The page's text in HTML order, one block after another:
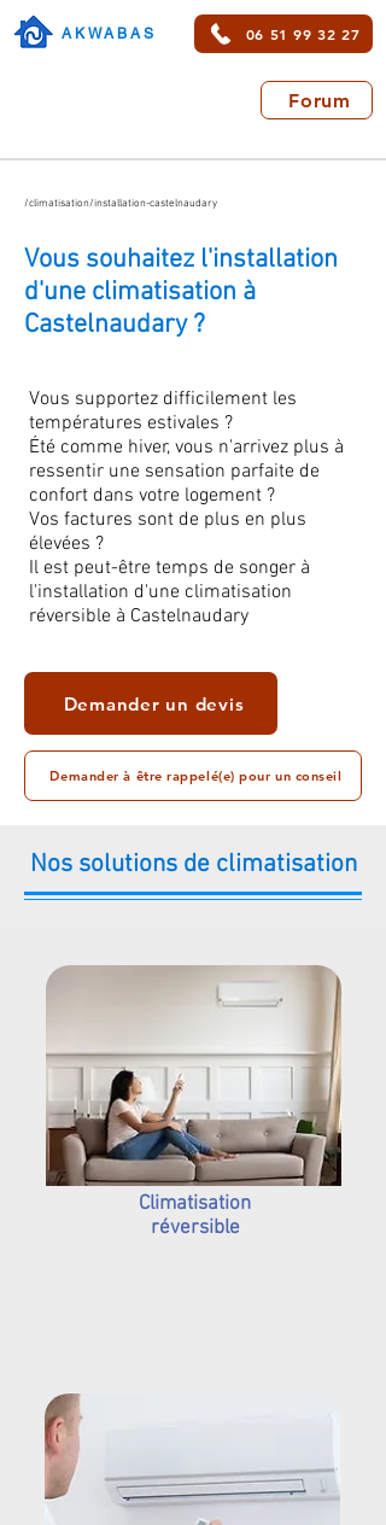
AKWABAS 06 51 99 32 27
Forum
/climatisation/installation-castelnaudary
Vous souhaitez l'installation
d'une climatisation à
Castelnaudary ?
Vous supportez difficilement les
températures estivales ?
Été comme hiver, vous n'arrivez plus à
ressentir une sensation parfaite de
confort dans votre logement ?
Vos factures sont de plus en plus
élevées ?
Il est peut-être temps de songer à
l'installation d'une climatisation
réversible à Castelnaudary
Demander un devis
Demander à être rappelé(e) pour un conseil
Nos solutions de climatisation
Climatisation
réversible